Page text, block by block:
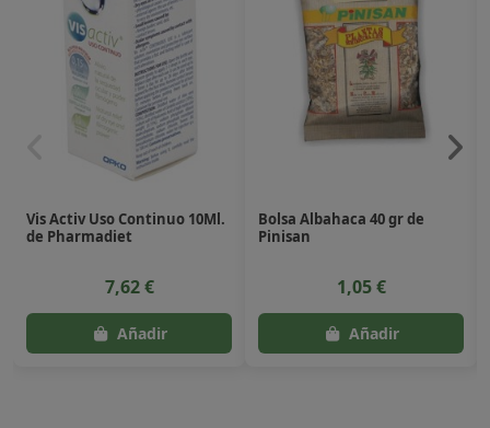
Vis Activ Uso Continuo 10Ml.
de Pharmadiet
7,62 €
Bolsa Albahaca 40 gr de
Pinisan
1,05 €